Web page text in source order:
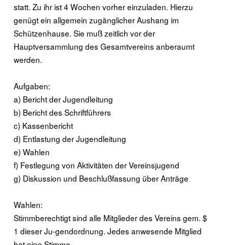
statt. Zu ihr ist 4 Wochen vorher einzuladen. Hierzu
genügt ein allgemein zugänglicher Aushang im
Schützenhause. Sie muß zeitlich vor der
Hauptversammlung des Gesamtvereins anberaumt
werden.
Aufgaben:
a) Bericht der Jugendleitung
b) Bericht des Schriftführers
c) Kassenbericht
d) Entlastung der Jugendleitung
e) Wahlen
f) Festlegung von Aktivitäten der Vereinsjugend
g) Diskussion und Beschlußfassung über Anträge
Wahlen:
Stimmberechtigt sind alle Mitglieder des Vereins gem. $
1 dieser Ju-gendordnung. Jedes anwesende Mitglied